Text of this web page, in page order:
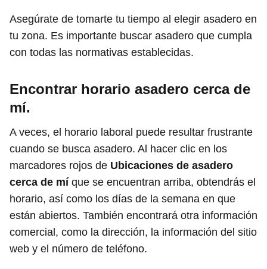
Asegúrate de tomarte tu tiempo al elegir asadero en
tu zona. Es importante buscar asadero que cumpla
con todas las normativas establecidas.
Encontrar horario asadero cerca de
mí.
A veces, el horario laboral puede resultar frustrante
cuando se busca asadero. Al hacer clic en los
marcadores rojos de Ubicaciones de asadero
cerca de mí que se encuentran arriba, obtendrás el
horario, así como los días de la semana en que
están abiertos. También encontrará otra información
comercial, como la dirección, la información del sitio
web y el número de teléfono.